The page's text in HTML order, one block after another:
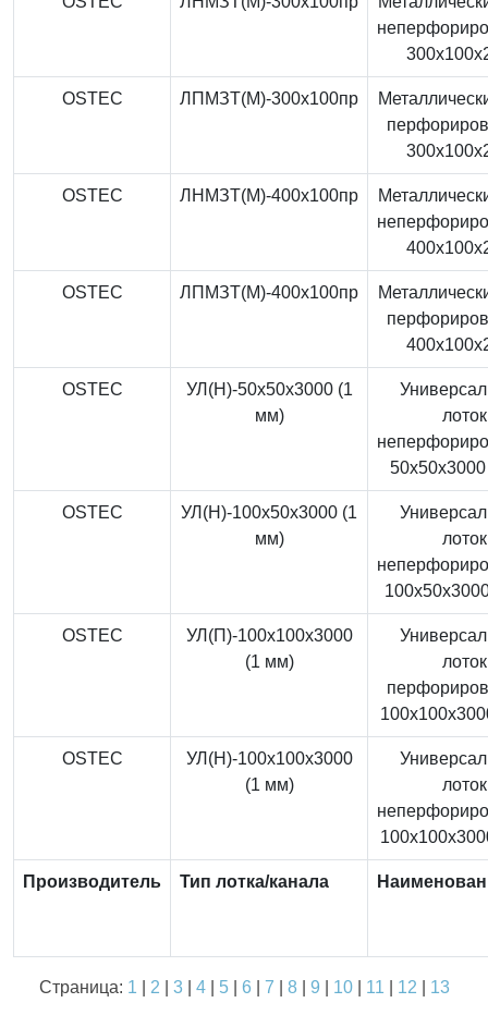
OSTEC ЛПМЗТ(М)-300x100пр
OSTEC ЛНМЗТ(М)-400x100пр
OSTEC ЛПМЗТ(М)-400x100пр
OSTEC
УЛ(Н)-50x50x3000 (1
мм)
лоток
OSTEC
УЛ(Н)-100x50x3000 (1
мм)
лоток
OSTEC
УЛ(П)-100x100x3000
(1 мм)
лоток
OSTEC
УЛ(Н)-100x100x3000
(1 мм)
лоток
Производитель Тип лотка/канала
Страница: 1 2 3| 4| 5| 6 7 8| 9 10| 11 12 13